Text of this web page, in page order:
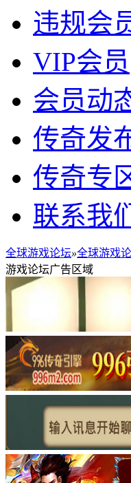
违规会
VIP会员
会员动
传奇发
传奇专
联系我们
全球游戏论坛»全球游戏
游戏论坛广告区域